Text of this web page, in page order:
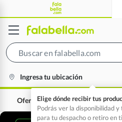
location-
icon
Ingresa tu ubicación
Elige dónde recibir tus
Podrás ver la disponibilidad
para tu despacho o retiro en
Ofertas 0% interés